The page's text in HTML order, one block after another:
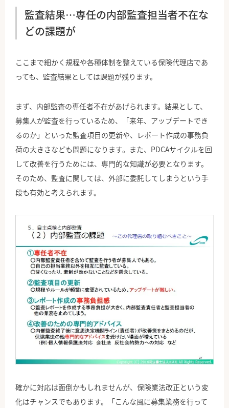
監査結果…専任の内部監査担当者不在な
どの課題が
ここまで細かく規程や各種体制を整えている保険代理店であ
っても、監査結果としては課題が残ります。
まず、内部監査の専任者不在があげられます。結果として、
募集人が監査を行っているため、「来年、アップデートでき
るのか」といった監査項目の更新や、レポート作成の事務負
荷の大きさなども問題になります。また、PDCAサイクルを回
して改善を行うためには、専門的な知識が必要となります。
そのため、監査に関しては、外部に委託してしまうという手
段も有効と考えられます。
確かに対応は面倒かもしれませんが、保険業法改正という変
化はチャンスでもあります。「こんな風に募集業務を行って